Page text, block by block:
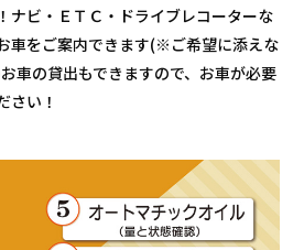
ナビ・ＥＴＣ・ドライブレコーターな
車をご案内できます(※ご希望に添えな
車の貸出もできますので、お車が必要
さい！